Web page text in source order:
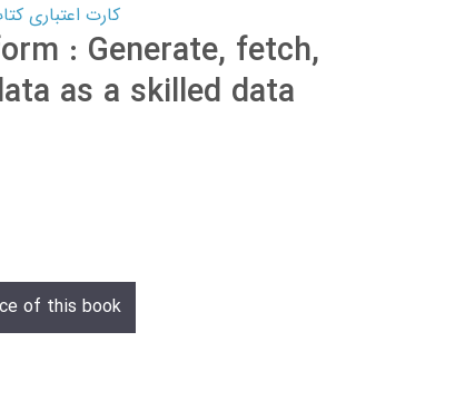
کارت اعتباری کتاب دانلود با 10,000,000
: Generate, fetch,
as a skilled data
of this book